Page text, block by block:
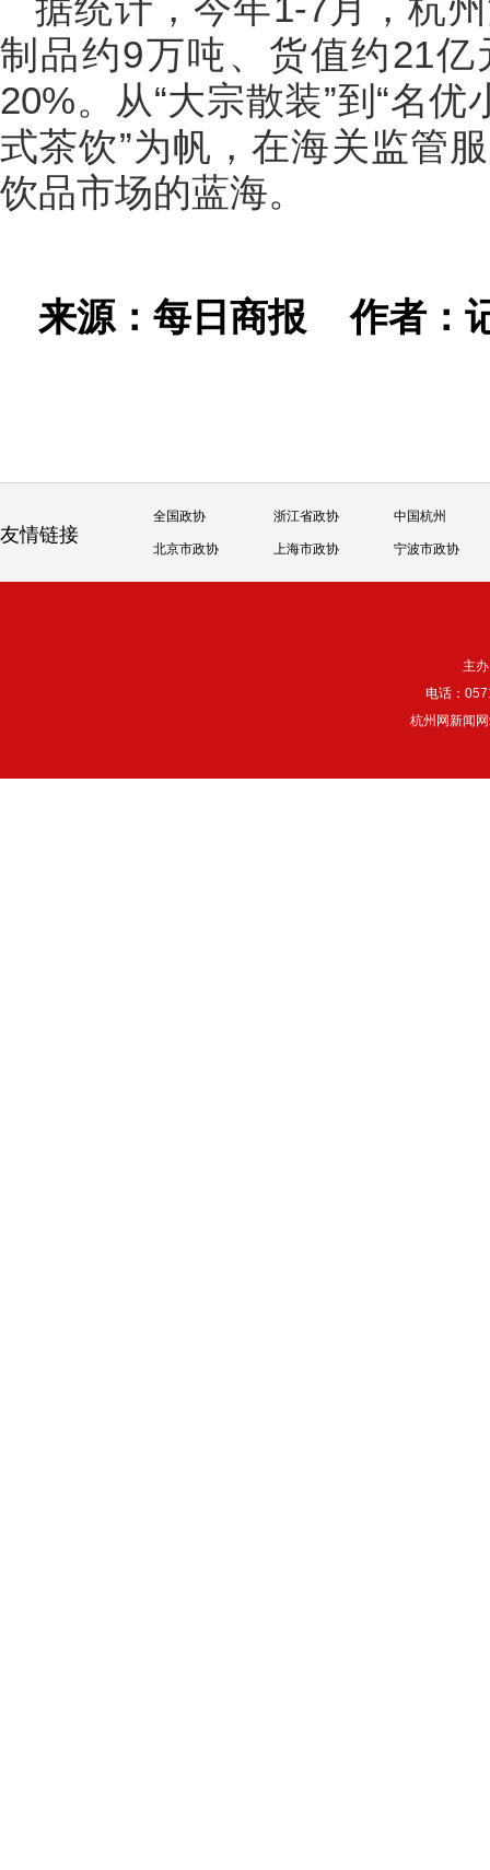
制品约9万吨、货值约21
20%。从“大宗散装”到“名
式茶饮”为帆，在海关监管
饮品市场的蓝海。
来源：每日商报作者：
友情链接
全国政协 浙江省政协 中国杭州
北京市政协 上海市政协 宁波市政协
主
电话：
杭州网新闻